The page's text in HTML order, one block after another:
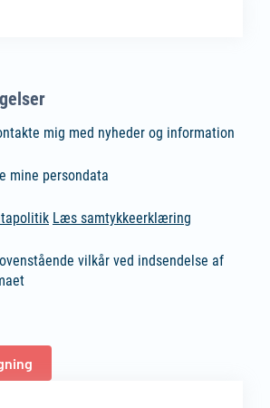
mig med nyheder og information
mig med nyheder og information
persondata
mine persondata
Læs samtykkeerklæring
vilkår ved indsendelse af
vilkår ved indsendelse af